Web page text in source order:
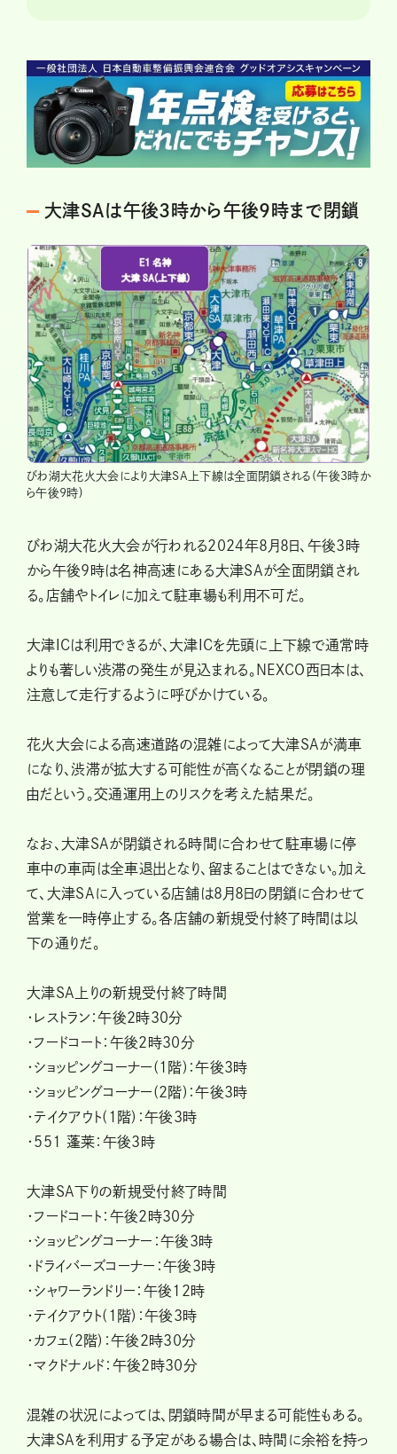
大津SAは午後3時から午後9時まで閉鎖
びわ湖大花火大会により大津SA上下線は全面閉鎖される(午後3時か
ら午後9時)
びわ湖大花火大会が行われる2024年8月8日、午後3時
から午後9時は名神高速にある大津SAが全面閉鎖され
る。店舗やトイレに加えて駐車場も利用不可だ。
大津ICは利用できるが、大津ICを先頭に上下線で通常時
よりも著しい渋滞の発生が見込まれる。NEXCO西日本は、
注意して走行するように呼びかけている。
花火大会による高速道路の混雑によって大津SAが満車
になり、渋滞が拡大する可能性が高くなることが閉鎖の理
由だという。交通運用上のリスクを考えた結果だ。
なお、大津SAが閉鎖される時間に合わせて駐車場に停
車中の車両は全車退出となり、留まることはできない。加え
て、大津SAに入っている店舗は8月8日の閉鎖に合わせて
営業を一時停止する。各店舗の新規受付終了時間は以
下の通りだ。
大津SA上りの新規受付終了時間
・レストラン：午後2時30分
・フードコート：午後2時30分
・ショッピングコーナー(1階)：午後3時
・ショッピングコーナー(2階)：午後3時
・テイクアウト(1階)：午後3時
・551 蓬莱：午後3時
大津SA下りの新規受付終了時間
・フードコート：午後2時30分
・ショッピングコーナー：午後3時
・ドライバーズコーナー：午後3時
・シャワーランドリー：午後12時
・テイクアウト(1階)：午後3時
・カフェ(2階)：午後2時30分
・マクドナルド：午後2時30分
混雑の状況によっては、閉鎖時間が早まる可能性もある。
大津SAを利用する予定がある場合は、時間に余裕を持っ